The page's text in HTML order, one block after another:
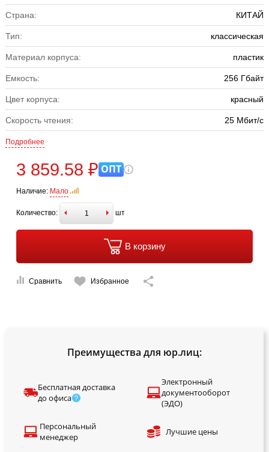
Страна: КИТАЙ
Тип: классическая
Материал корпуса: пластик
Емкость: 256 Гбайт
Цвет корпуса: красный
Скорость чтения: 25 Мбит/с
Подробнее
3 859.58 ₽ ОПТ
Наличие: Мало
Количество: шт
В корзину
Сравнить Избранное
Преимущества для юр.лиц:
Бесплатная доставка
до офиса
Электронный
документооборот
(ЭДО)
Персональный
менеджер
Лучшие цены